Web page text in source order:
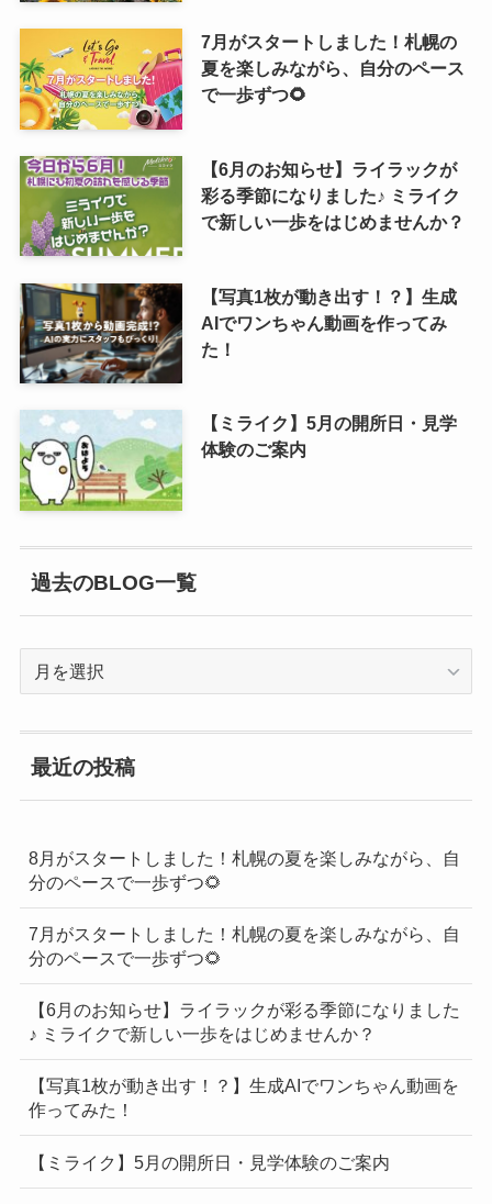
7月がスタートしました！札幌の
夏を楽しみながら、自分のペース
で一歩ずつ🌻
【6月のお知らせ】ライラックが
彩る季節になりました♪ ミライク
で新しい一歩をはじめませんか？
【写真1枚が動き出す！？】生成
AIでワンちゃん動画を作ってみ
た！
【ミライク】5月の開所日・見学
体験のご案内
過去のBLOG一覧
一
覧
最近の投稿
8月がスタートしました！札幌の夏を楽しみながら、自
分のペースで一歩ずつ🌻
7月がスタートしました！札幌の夏を楽しみながら、自
分のペースで一歩ずつ🌻
【6月のお知らせ】ライラックが彩る季節になりました
♪ ミライクで新しい一歩をはじめませんか？
【写真1枚が動き出す！？】生成AIでワンちゃん動画を
作ってみた！
【ミライク】5月の開所日・見学体験のご案内